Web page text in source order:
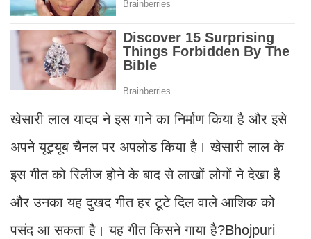
खेसारी लाल यादव ने इस गाने का निर्माण किया है और इसे
अपने यूट्यूब चैनल पर अपलोड किया है। खेसारी लाल के
इस गीत को रिलीज होने के बाद से लाखों लोगों ने देखा है
और उनका यह दुखद गीत हर टूटे दिल वाले आशिक को
पसंद आ सकता है। यह गीत किसने गाया है?Bhojpuri